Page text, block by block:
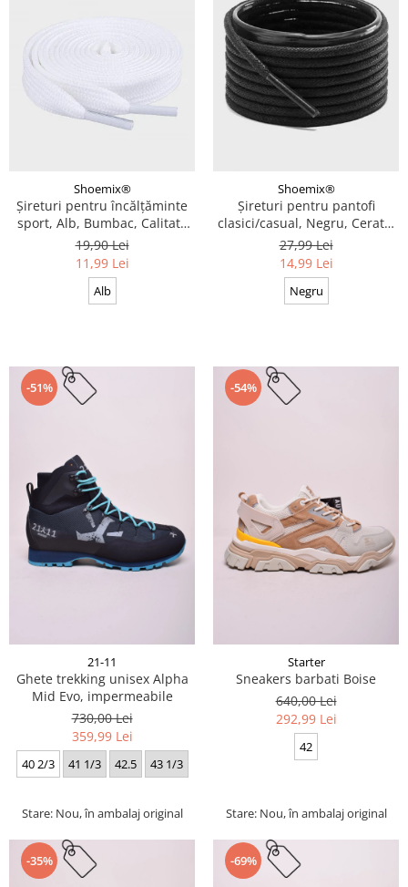
Shoemix®
Șireturi pentru încălțăminte
sport, Alb, Bumbac, Calitate
premium, 100 cm x 0.8 cm
19,90 Lei
11,99 Lei
Alb
Shoemix®
Șireturi pentru pantofi
clasici/casual, Negru, Cerate,
Calitate premium, 110 cm x
0.3 cm
27,99 Lei
14,99 Lei
Negru
-51%
21-11
Ghete trekking unisex Alpha
Mid Evo, impermeabile
730,00 Lei
359,99 Lei
40 2/3 41 1/3 42.5 43 1/3
Stare: Nou, în ambalaj original
-54%
Starter
Sneakers barbati Boise
640,00 Lei
292,99 Lei
42
Stare: Nou, în ambalaj original
-35% -69%